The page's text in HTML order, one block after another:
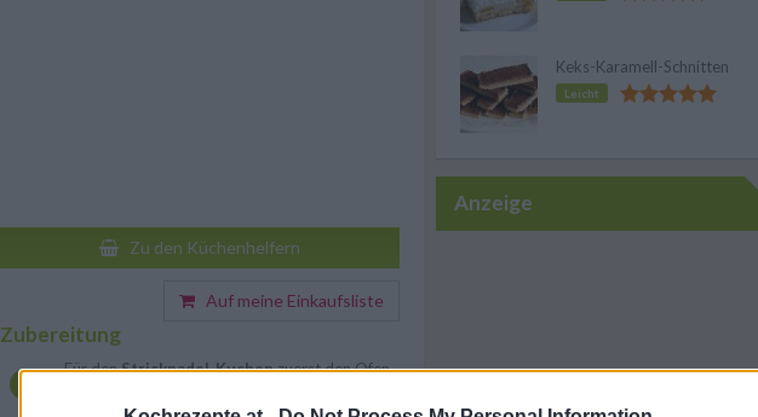
Zu den Küchenhelfern
Auf meine Einkaufsliste
Zubereitung
Für denStricknadel-Kuchenzuerst den Ofen
Rührschüssel geben.
Keks-Karamell-Schnitten
Leicht
Anzeige